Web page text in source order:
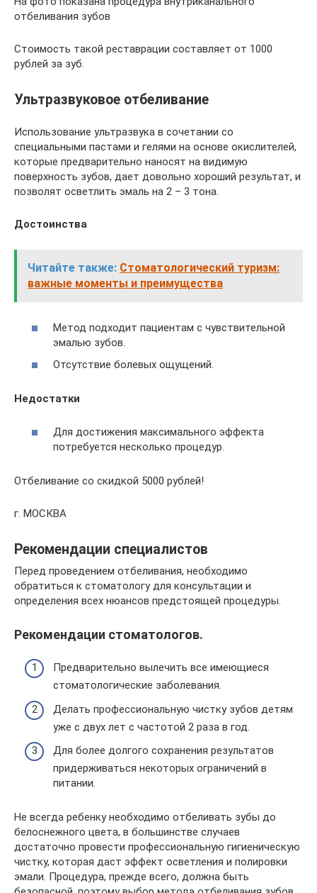
отбеливания зубов
Стоимость такой реставрации составляет от 1000
рублей за зуб.
Ультразвуковое отбеливание
Использование ультразвука в сочетании со
специальными пастами и гелями на основе окислителей,
которые предварительно наносят на видимую
поверхность зубов, дает довольно хороший результат, и
позволят осветлить эмаль на 2 – 3 тона.
Достоинства
Читайте также: Стоматологический туризм:
важные моменты и преимущества
Метод подходит пациентам с чувствительной
эмалью зубов.
Отсутствие болевых ощущений.
Недостатки
Для достижения максимального эффекта
потребуется несколько процедур.
Отбеливание со скидкой 5000 рублей!
г. МОСКВА
Рекомендации специалистов
Перед проведением отбеливания, необходимо
обратиться к стоматологу для консультации и
определения всех нюансов предстоящей процедуры.
Рекомендации стоматологов.
Предварительно вылечить все имеющиеся
стоматологические заболевания.
Делать профессиональную чистку зубов детям
уже с двух лет с частотой 2 раза в год.
Для более долгого сохранения результатов
придерживаться некоторых ограничений в
питании.
Не всегда ребенку необходимо отбеливать зубы до
белоснежного цвета, в большинстве случаев
достаточно провести профессиональную гигиеническую
чистку, которая даст эффект осветления и полировки
эмали. Процедура, прежде всего, должна быть